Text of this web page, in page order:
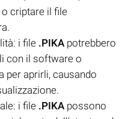
criptare il file
i file .PIKA potrebbero
con il software o
per aprirli, causando
i file .PIKA possono